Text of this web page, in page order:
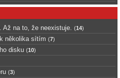
na to, že neexistuje. (14)
několika sítím (7)
disku (10)
(3)